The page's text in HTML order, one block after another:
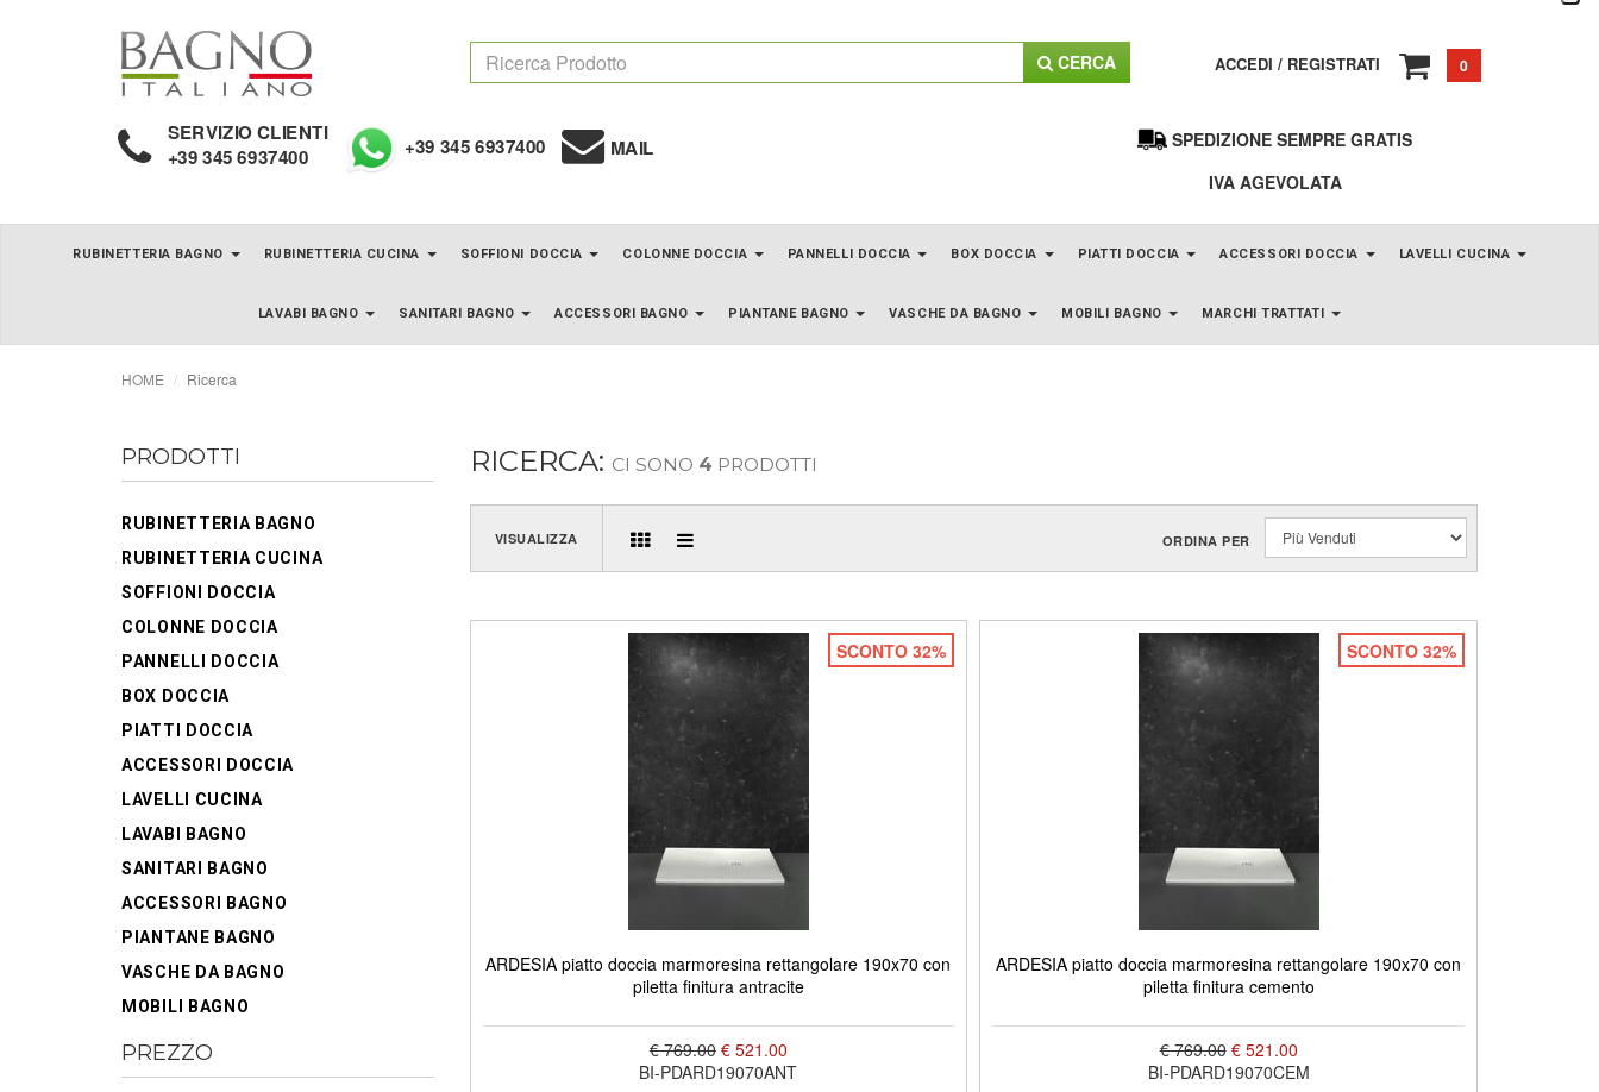
CERCA ACCEDI / REGISTRATI 0
SERVIZIO CLIENTI
+39 345 6937400 +39 345 6937400 MAIL
SPEDIZIONE SEMPRE GRATIS
IVA AGEVOLATA
RUBINETTERIA BAGNO RUBINETTERIA CUCINA SOFFIONI DOCCIA COLONNE DOCCIA PANNELLI DOCCIA BOX DOCCIA PIATTI DOCCIA ACCESSORI DOCCIA LAVELLI CUCINA
LAVABI BAGNO SANITARI BAGNO ACCESSORI BAGNO PIANTANE BAGNO VASCHE DA BAGNO MOBILI BAGNO MARCHI TRATTATI
HOME Ricerca
PRODOTTI
RUBINETTERIA BAGNO
RUBINETTERIA CUCINA
SOFFIONI DOCCIA
COLONNE DOCCIA
PANNELLI DOCCIA
BOX DOCCIA
PIATTI DOCCIA
ACCESSORI DOCCIA
LAVELLI CUCINA
LAVABI BAGNO
SANITARI BAGNO
ACCESSORI BAGNO
PIANTANE BAGNO
VASCHE DA BAGNO
MOBILI BAGNO
PREZZO
RICERCA: CI SONO 4 PRODOTTI
VISUALIZZA ORDINA PER
SCONTO 32%
ARDESIA piatto doccia marmoresina rettangolare 190x70 con
piletta finitura antracite
€ 769.00 € 521.00
BI-PDARD19070ANT
SCONTO 32%
ARDESIA piatto doccia marmoresina rettangolare 190x70 con
piletta finitura cemento
€ 769.00 € 521.00
BI-PDARD19070CEM